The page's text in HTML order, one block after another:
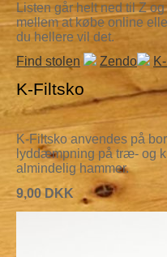
Listen går helt ned til Z og
mellem at købe online
du hellere vil det.
Find stolen
Zendo
K-Filtsko
K-Filtsko anvendes på
lyddæmpning på træ- og
almindelig hammer.
9,00DKK